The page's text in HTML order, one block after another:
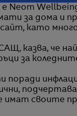
е Neom
за дома и
като
казва, че
за
поради
подчертава
имат своите